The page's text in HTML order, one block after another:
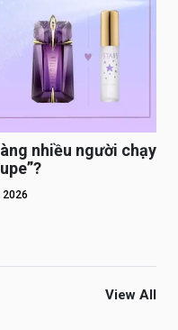
nhiều người chạy
View All